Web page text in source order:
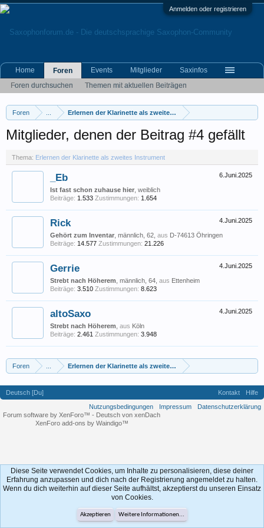
Anmelden oder registrieren
Foren Erlernen der Klarinette als zweites Instrument
Mitglieder, denen der Beitrag #4 gefällt
Thema: Erlernen der Klarinette als zweites Instrument
6.Juni.2025
_Eb
Ist fast schon zuhause hier , weiblich
Beiträge: 1.533 Zustimmungen: 1.654
4.Juni.2025
Rick
Gehört zum Inventar , männlich, 62, aus D-74613 Öhringen
Beiträge: 14.577 Zustimmungen: 21.226
4.Juni.2025
Gerrie
Strebt nach Höherem , männlich, 64, aus Ettenheim
Beiträge: 3.510 Zustimmungen: 8.623
4.Juni.2025
altoSaxo
Strebt nach Höherem aus Köln
Beiträge: 2.461 Zustimmungen: 3.948
Foren Erlernen der Klarinette als zweites Instrument
Home
Foren
Foren durchsuchen
Themen mit aktuellen Beiträgen
Events Mitglieder Saxinfos
Deutsch [Du] Kontakt
Hilfe
Nutzungsbedingungen
Impressum
Datenschutzerklärung
Forum software by XenForo™ - Deutsch von xenDach
XenForo add-ons by Waindigo™
Diese Seite verwendet Cookies, um Inhalte zu personalisieren, diese deiner
Erfahrung anzupassen und dich nach der Registrierung angemeldet zu halten.
Wenn du dich weiterhin auf dieser Seite aufhältst, akzeptierst du unseren Einsatz
von Cookies.
Akzeptieren Weitere Informationen...